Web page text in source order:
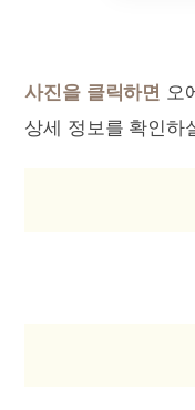
사진을 클릭하면 오
상세 정보를 확인하